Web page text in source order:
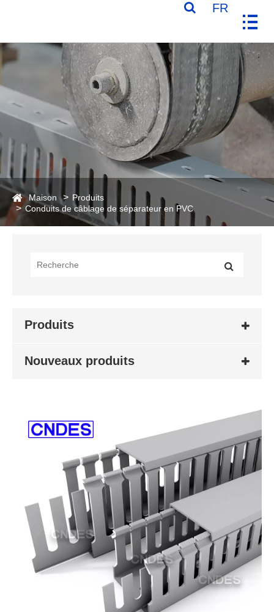
FR
Maison
Produits
Conduits de câblage de séparateur en PVC
Produits
Nouveaux produits